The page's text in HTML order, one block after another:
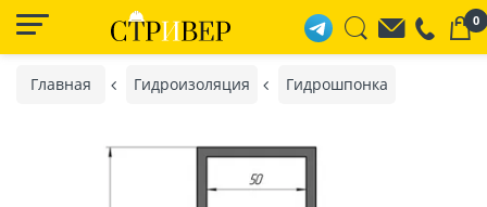
0
Главная Гидроизоляция Гидрошпонка